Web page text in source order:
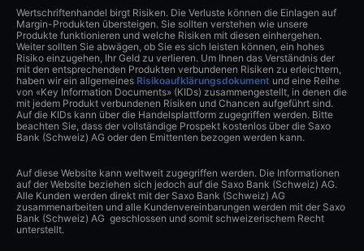
Wertschriftenhandel birgt Risiken. Die Verluste können die Einlagen auf
Margin-Produkten übersteigen. Sie sollten verstehen wie unsere
Produkte funktionieren und welche Risiken mit diesen einhergehen.
Weiter sollten Sie abwägen, ob Sie es sich leisten können, ein hohes
Risiko einzugehen, Ihr Geld zu verlieren. Um Ihnen das Verständnis der
mit den entsprechenden Produkten verbundenen Risiken zu erleichtern,
haben wir ein allgemeines Risikoaufklärungsdokument und eine Reihe
von «Key Information Documents» (KIDs) zusammengestellt, in denen die
mit jedem Produkt verbundenen Risiken und Chancen aufgeführt sind.
Auf die KIDs kann über die Handelsplattform zugegriffen werden. Bitte
beachten Sie, dass der vollständige Prospekt kostenlos über die Saxo
Bank (Schweiz) AG oder den Emittenten bezogen werden kann.
Auf diese Website kann weltweit zugegriffen werden. Die Informationen
auf der Website beziehen sich jedoch auf die Saxo Bank (Schweiz) AG.
Alle Kunden werden direkt mit der Saxo Bank (Schweiz) AG
zusammenarbeiten und alle Kundenvereinbarungen werden mit der Saxo
Bank (Schweiz) AG geschlossen und somit schweizerischem Recht
unterstellt.